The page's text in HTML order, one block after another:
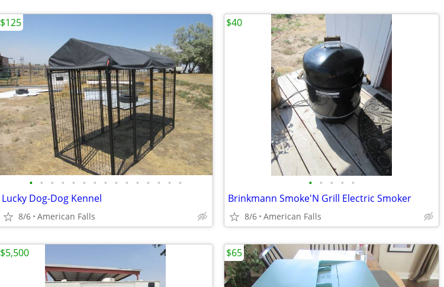
• • • • • • • • • • • • • • •
Lucky Dog-Dog Kennel
8/6 American Falls
$125
• • • • •
Brinkmann Smoke'N Grill Electric Smoker
8/6 American Falls
$40
$5,500 $65